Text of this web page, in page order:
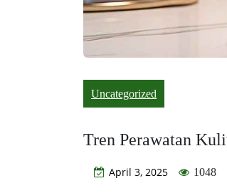
Uncategorized
Tren Perawatan
April 3, 2025 1048